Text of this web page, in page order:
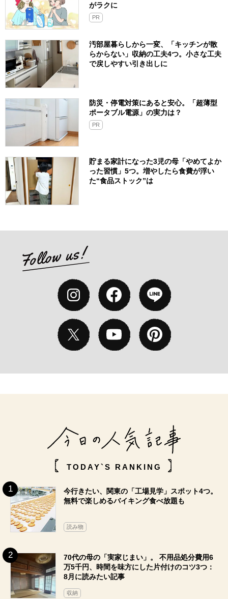
がラクに
PR
汚部屋暮らしから一変、「キッチンが散
らからない」収納の工夫4つ。小さな工夫
で戻しやすい引き出しに
防災・停電対策にあると安心。「超薄型
ポータブル電源」の実力は？​
PR
貯まる家計になった3児の母「やめてよか
った習慣」5つ。増やしたら食費が浮い
た“食品ストック”は
TODAY`S RANKING
今行きたい、関東の「工場見学」スポット4つ。
無料で楽しめるバイキング食べ放題も
読み物
70代の母の「実家じまい」。 不用品処分費用6
万5千円、時間を味方にした片付けのコツ3つ：
8月に読みたい記事
収納